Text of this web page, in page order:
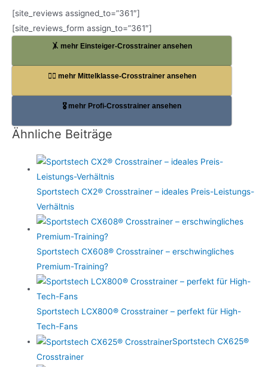
[site_reviews assigned_to=”361″]
[site_reviews_form assign_to=”361″]
🤸 mehr Einsteiger-Crosstrainer ansehen
🏋️‍♀️ mehr Mittelklasse-Crosstrainer ansehen
🎖️ mehr Profi-Crosstrainer ansehen
Ähnliche Beiträge
Sportstech CX2® Crosstrainer – ideales Preis-Leistungs-
Verhältnis
Sportstech CX608® Crosstrainer – erschwingliches
Premium-Training?
Sportstech LCX800® Crosstrainer – perfekt für High-
Tech-Fans
Sportstech CX625®
Crosstrainer